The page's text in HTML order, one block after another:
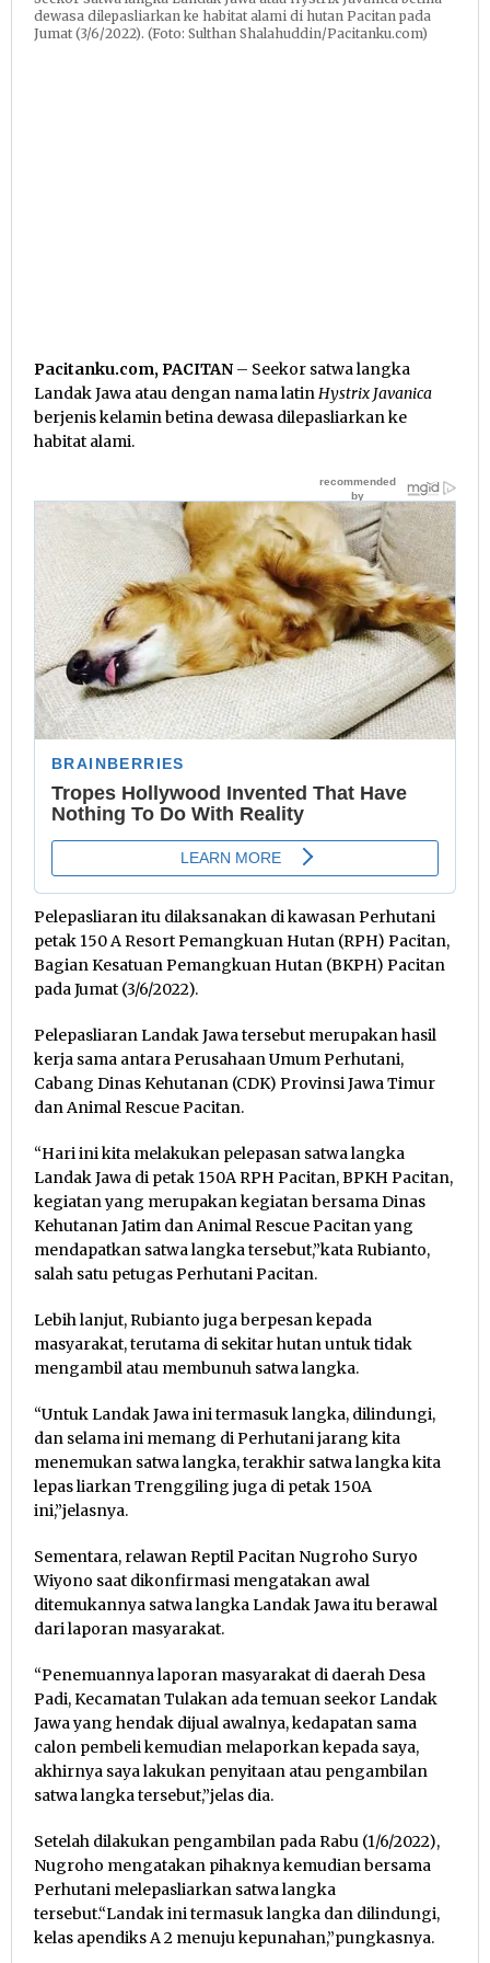
dewasa dilepasliarkan ke habitat alami di hutan Pacitan pada
Jumat (3/6/2022). (Foto: Sulthan Shalahuddin/Pacitanku.com)
Pacitanku.com, PACITAN – Seekor satwa langka
Landak Jawa atau dengan nama latinHystrix Javanica
berjenis kelamin betina dewasa dilepasliarkan ke
habitat alami.
Pelepasliaran itu dilaksanakan di kawasan Perhutani
petak 150 A Resort Pemangkuan Hutan (RPH) Pacitan,
Bagian Kesatuan Pemangkuan Hutan (BKPH) Pacitan
pada Jumat (3/6/2022).
Pelepasliaran Landak Jawa tersebut merupakan hasil
kerja sama antara Perusahaan Umum Perhutani,
Cabang Dinas Kehutanan (CDK) Provinsi Jawa Timur
dan Animal Rescue Pacitan.
“Hari ini kita melakukan pelepasan satwa langka
Landak Jawa di petak 150A RPH Pacitan, BPKH Pacitan,
kegiatan yang merupakan kegiatan bersama Dinas
Kehutanan Jatim dan Animal Rescue Pacitan yang
mendapatkan satwa langka tersebut,”kata Rubianto,
salah satu petugas Perhutani Pacitan.
Lebih lanjut, Rubianto juga berpesan kepada
masyarakat, terutama di sekitar hutan untuk tidak
mengambil atau membunuh satwa langka.
“Untuk Landak Jawa ini termasuk langka, dilindungi,
dan selama ini memang di Perhutani jarang kita
menemukan satwa langka, terakhir satwa langka kita
lepas liarkan Trenggiling juga di petak 150A
ini,”jelasnya.
Sementara, relawan Reptil Pacitan Nugroho Suryo
Wiyono saat dikonfirmasi mengatakan awal
ditemukannya satwa langka Landak Jawa itu berawal
dari laporan masyarakat.
“Penemuannya laporan masyarakat di daerah Desa
Padi, Kecamatan Tulakan ada temuan seekor Landak
Jawa yang hendak dijual awalnya, kedapatan sama
calon pembeli kemudian melaporkan kepada saya,
akhirnya saya lakukan penyitaan atau pengambilan
satwa langka tersebut,”jelas dia.
Setelah dilakukan pengambilan pada Rabu (1/6/2022),
Nugroho mengatakan pihaknya kemudian bersama
Perhutani melepasliarkan satwa langka
tersebut.“Landak ini termasuk langka dan dilindungi,
kelas apendiks A 2 menuju kepunahan,”pungkasnya.